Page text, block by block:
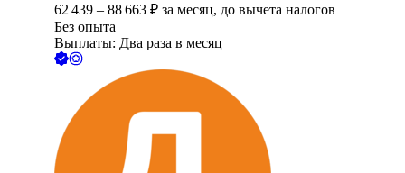
62 439 – 88 663 ₽ за месяц, до вычета налогов
Без опыта
Выплаты: Два раза в месяц